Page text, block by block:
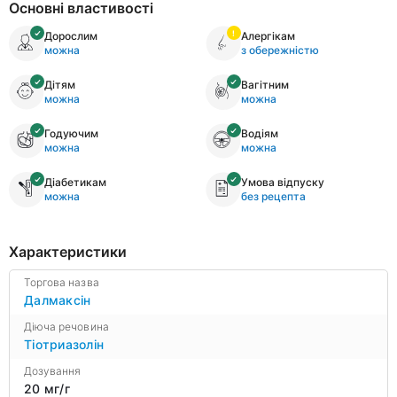
Основні властивості
Дорослим
можна
Алергікам
з обережністю
Дітям
можна
Вагітним
можна
Годуючим
можна
Водіям
можна
Діабетикам
можна
Умова відпуску
без рецепта
Характеристики
Торгова назва
Далмаксін
Діюча речовина
Тіотриазолін
Дозування
20 мг/г